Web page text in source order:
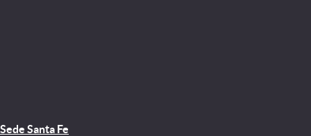
Sede Santa Fe